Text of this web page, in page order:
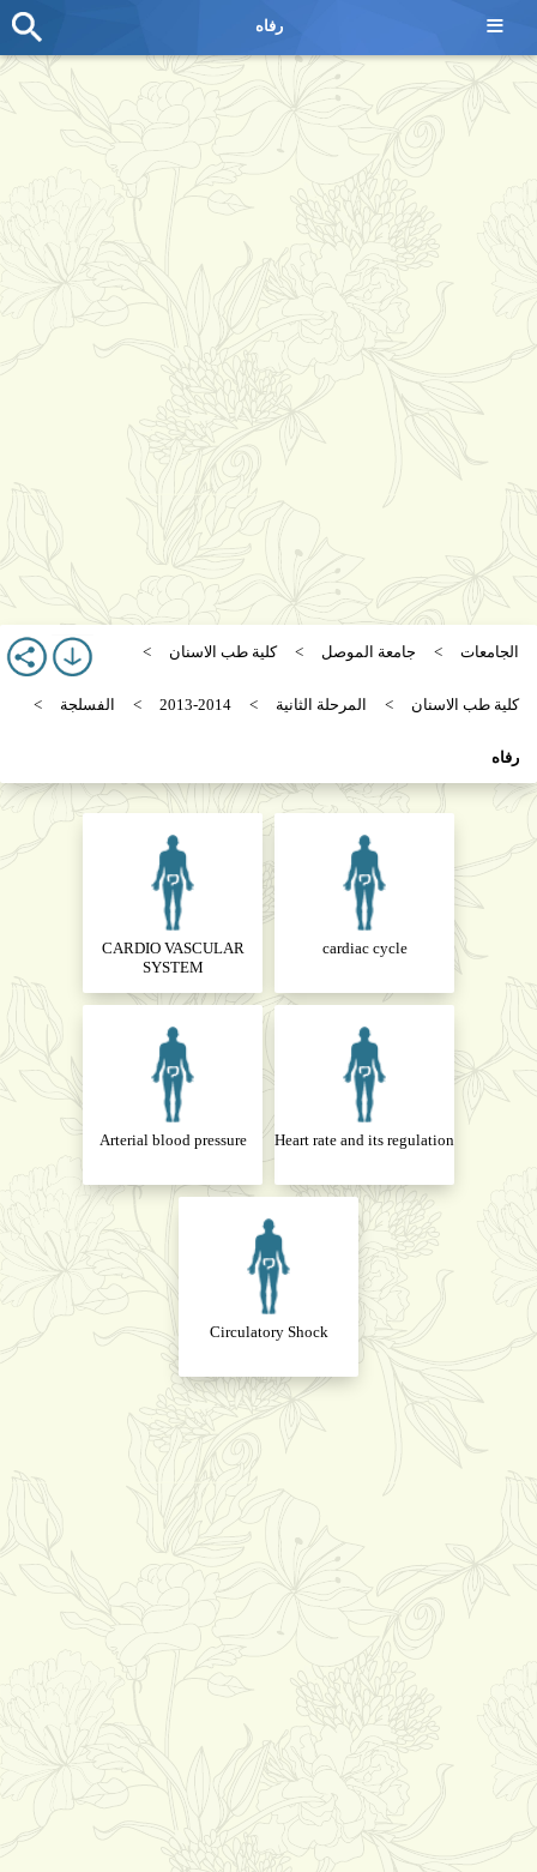
الجامعات جامعة الموصل كلية طب الاسنان
كلية طب الاسنان المرحلة الثانية 2013-2014 الفسلجة
رفاه
cardiac cycle
CARDIO VASCULAR
SYSTEM
Heart rate and its regulation
Arterial blood pressure
Circulatory Shock
≡ رفاه